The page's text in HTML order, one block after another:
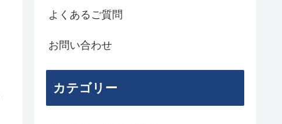
よくあるご質問
お問い合わせ
カテゴリー